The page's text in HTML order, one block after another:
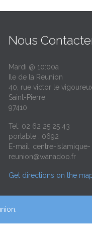
Nous
Mardi @ 10:00a
Ile de la Reunion
40, rue victor le
Saint-Pierre,
97410
Tel: 02 62 25 25 43
portable : 0692
E-mail: centre-islamique-
reunion@wanadoo.fr
Get directions on the